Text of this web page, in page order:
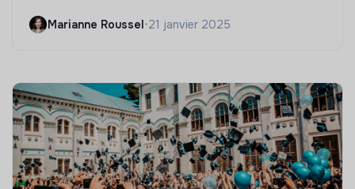
Marianne Roussel•21 janvier 2025